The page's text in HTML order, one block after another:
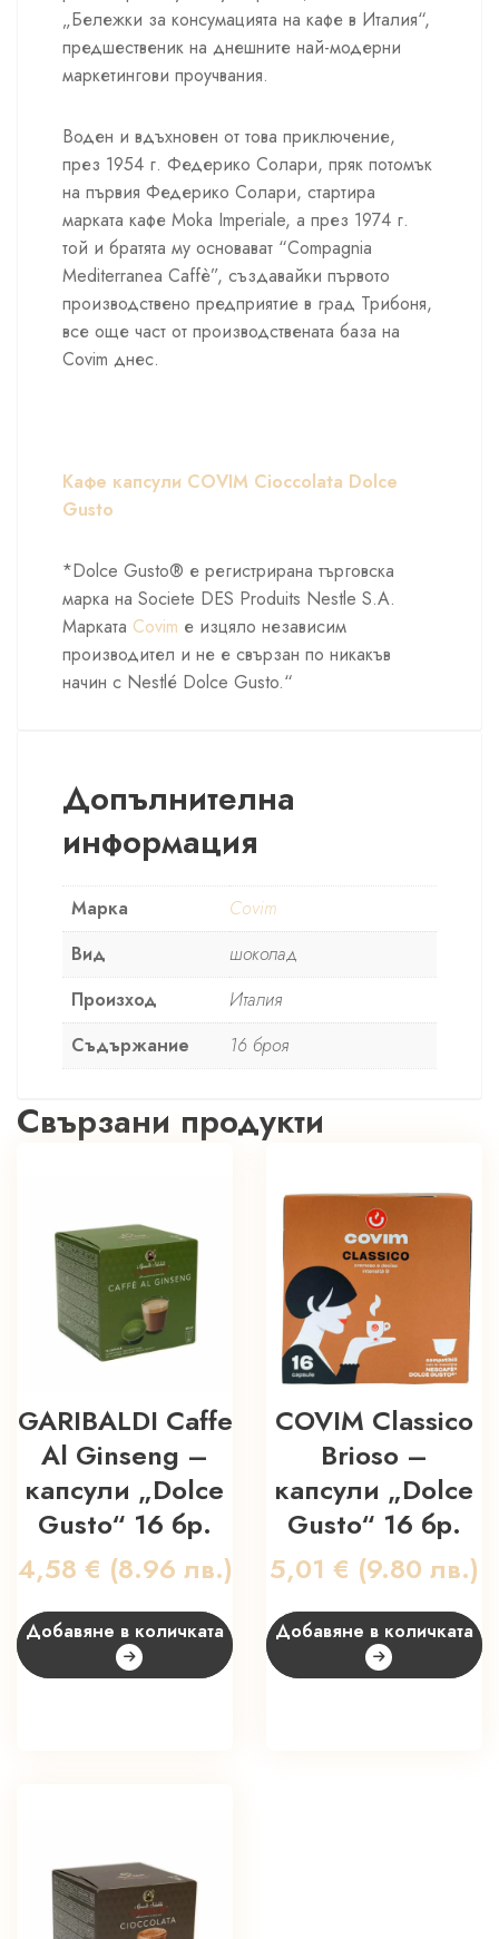
„Бележки за консумацията на кафе в Италия“,
предшественик на днешните най-модерни
маркетингови проучвания.
Воден и вдъхновен от това приключение,
през 1954 г. Федерико Солари, пряк потомък
на първия Федерико Солари, стартира
марката кафе Moka Imperiale, а през 1974 г.
той и братята му основават “Compagnia
Mediterranea Caffè”, създавайки първото
производствено предприятие в град Трибоня,
все още част от производствената база на
Covim днес.
Кафе капсули COVIM Cioccolata Dolce
Gusto
*Dolce Gusto® е регистрирана търговска
марка на Societe DES Produits Nestle S.A.
Марката Covim е изцяло независим
производител и не е свързан по никакъв
начин с Nestlé Dolce Gusto.“
Допълнителна
информация
Марка
Covim
Вид
шоколад
Произход
Италия
Съдържание
16 броя
Свързани продукти
GARIBALDI Caffe
Al Ginseng –
капсули „Dolce
Gusto“ 16 бр.
4,58 € (8.96 лв.)
Добавяне в количката
COVIM Classico
Brioso –
капсули „Dolce
Gusto“ 16 бр.
5,01 € (9.80 лв.)
Добавяне в количката